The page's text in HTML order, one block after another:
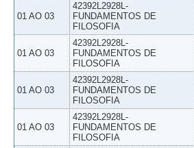
01 AO 03
42392L2928L-
FUNDAMENTOS DE
FILOSOFIA
01 AO 03
42392L2928L-
FUNDAMENTOS DE
FILOSOFIA
01 AO 03
42392L2928L-
FUNDAMENTOS DE
FILOSOFIA
01 AO 03
42392L2928L-
FUNDAMENTOS DE
FILOSOFIA